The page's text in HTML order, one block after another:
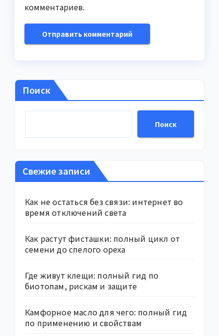
комментариев.
Поиск
Поиск
Свежие записи
Как не остаться без связи: интернет во
время отключений света
Как растут фисташки: полный цикл от
семени до спелого ореха
Где живут клещи: полный гид по
биотопам, рискам и защите
Камфорное масло для чего: полный гид
по применению и свойствам